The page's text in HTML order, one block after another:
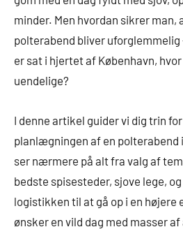
minder. Men hvordan sikrer man,
polterabend bliver
er sat i hjertet af København,
uendelige?
I denne artikel guider vi dig trin
planlægningen af en polterabend
ser nærmere på alt fra valg af
bedste spisesteder, sjove lege,
logistikken til at gå op i en højere
ønsker en vild dag med masser